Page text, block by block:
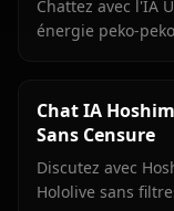
Chattez avec l'IA
énergie peko-
Chat IA
Sans Censure
Discutez avec
Hololive sans